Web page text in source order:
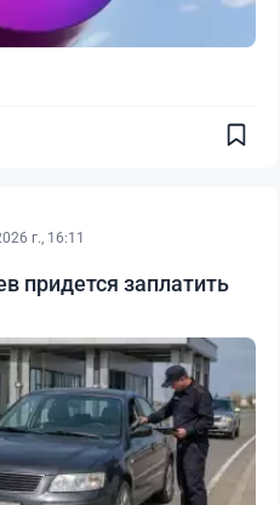
г., 16:11
придется заплатить